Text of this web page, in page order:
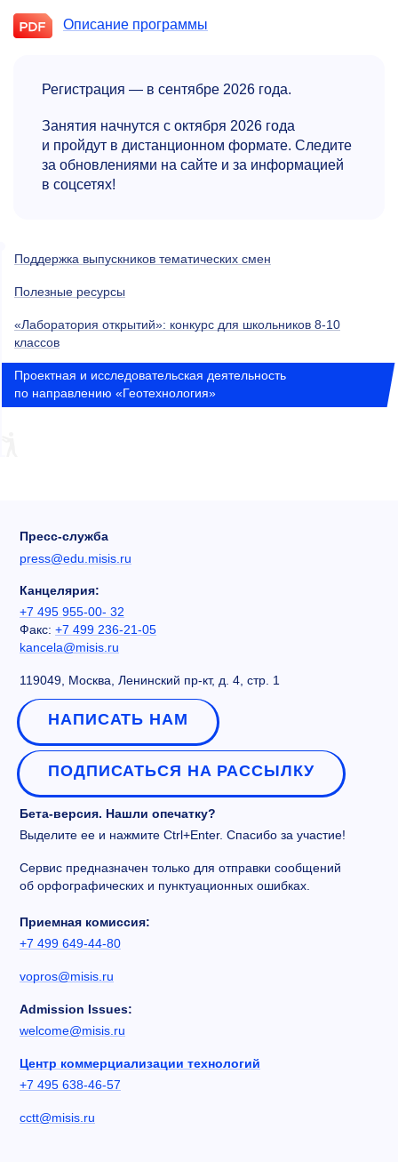
Описание программы
Регистрация — в сентябре 2026 года.
Занятия начнутся с октября 2026 года
и пройдут в дистанционном формате. Следите
за обновлениями на сайте и за информацией
в соцсетях!
Поддержка выпускников тематических смен
Полезные ресурсы
«Лаборатория открытий»: конкурс для школьников 8-10
классов
Проектная и исследовательская деятельность
по направлению «Геотехнология»
Пресс-служба
press@edu.misis.ru
Канцелярия:
+7 495 955-00- 32
Факс: +7 499 236-21-05
kancela@misis.ru
119049, Москва, Ленинский пр-кт, д. 4, стр. 1
НАПИСАТЬ НАМ
ПОДПИСАТЬСЯ НА РАССЫЛКУ
Бета-версия. Нашли опечатку?
Выделите ее и нажмите Ctrl+Enter. Спасибо за участие!
Сервис предназначен только для отправки сообщений
об орфографических и пунктуационных ошибках.
Приемная комиссия:
+7 499 649-44-80
vopros@misis.ru
Admission Issues:
welcome@misis.ru
Центр коммерциализации технологий
+7 495 638-46-57
cctt@misis.ru